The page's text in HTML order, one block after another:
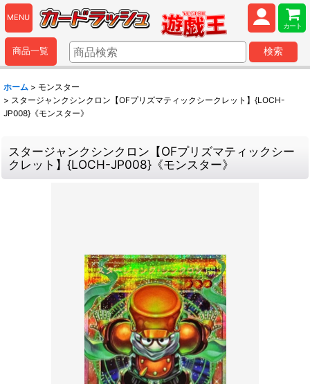
MENU
カート
商品一覧 検索
ホーム > モンスター
> スタージャンクシンクロン【OFプリズマティックシークレット】{LOCH-
JP008}《モンスター》
スタージャンクシンクロン【OFプリズマティックシー
クレット】{LOCH-JP008}《モンスター》